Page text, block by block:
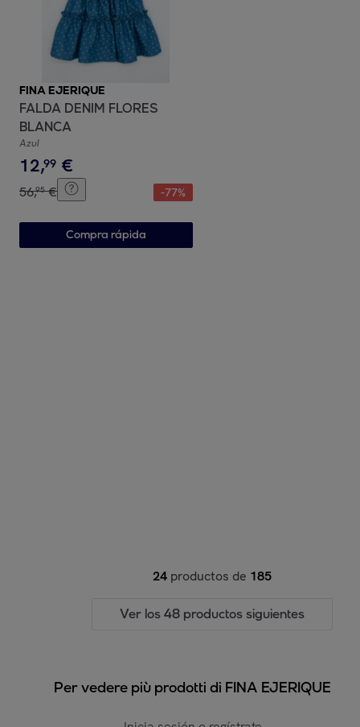
FINA EJERIQUE
FALDA DENIM FLORES
BLANCA
Azul
12,99 €
56,95 € -77%
Compra rápida
24 productos de 185
Ver los 48 productos siguientes
Per vedere più prodotti di FINA EJERIQUE